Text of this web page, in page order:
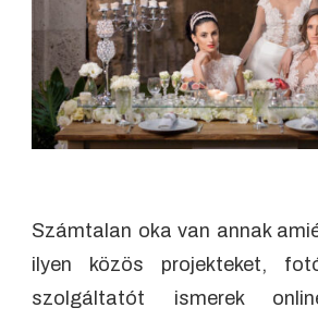
Számtalan oka van annak
ilyen közös projekteket,
szolgáltatót ismerek